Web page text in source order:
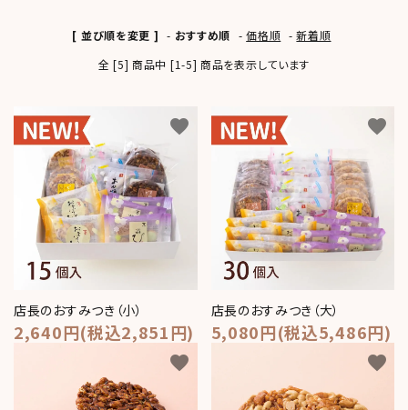
カテゴリーから探す
サイズから探す
コンテンツ
おかしのひとりごと
店舗情報
公式HP
INFORMATION
ご利用ガイド
[ 並び順を変更 ] - おすすめ順 -価格順 -新着順
全 [5] 商品中 [1-5] 商品を表示しています
店長のおすみつき（小）
2,640円(税込2,851円)
favorite
店長のおすみつき（大）
5,080円(税込5,486円)
favorite
favorite favorite